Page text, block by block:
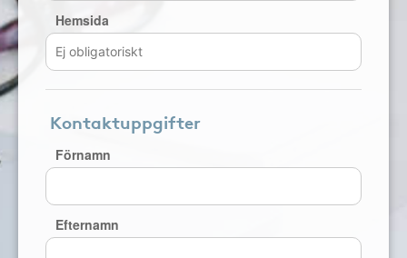
Hemsida
Kontaktuppgifter
Förnamn
Efternamn